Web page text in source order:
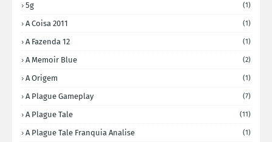
5g (1)
A Coisa 2011 (1)
A Fazenda 12 (1)
A Memoir Blue (2)
A Origem (1)
A Plague Gameplay (7)
A Plague Tale (11)
A Plague Tale Franquia Analise (1)